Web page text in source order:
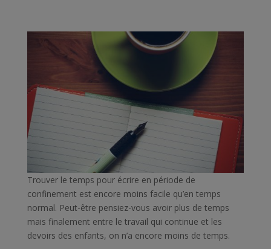
Trouver le temps pour écrire en période de
confinement est encore moins facile qu’en temps
normal. Peut-être pensiez-vous avoir plus de temps
mais finalement entre le travail qui continue et les
devoirs des enfants, on n’a encore moins de temps.